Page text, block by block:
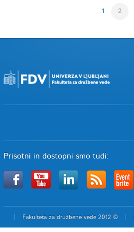
1 2
Prisotni in dostopni smo tudi:
Fakulteta za družbene vede 2012 ©